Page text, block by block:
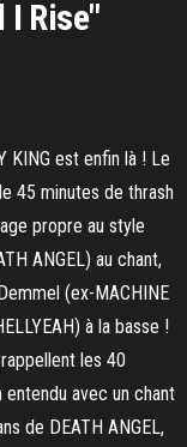
I Rise"
KING est enfin là ! Le
45 minutes de thrash
propre au style
ANGEL) au chant,
(ex-MACHINE
à la basse !
les 40
avec un chant
de DEATH ANGEL,